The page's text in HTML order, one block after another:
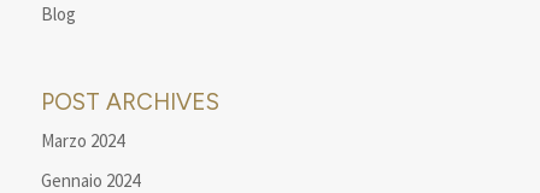
Blog
POST ARCHIVES
Marzo 2024
Gennaio 2024